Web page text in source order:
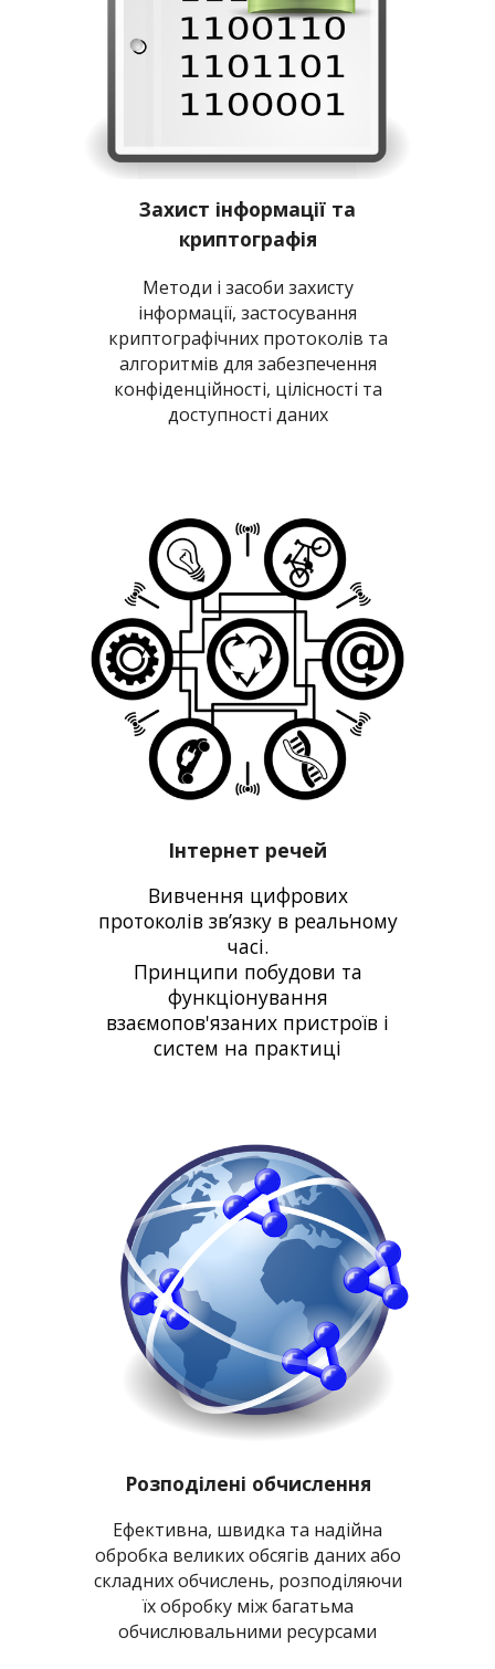
Захист інформації та
криптографія
Методи і засоби захисту
інформації, застосування
криптографічних протоколів та
алгоритмів для забезпечення
конфіденційності, цілісності та
доступності даних
Інтернет речей
Вивчення цифрових
протоколів зв’язку в реальному
часі.
Принципи побудови та
функціонування
взаємопов'язаних пристроїв і
систем на практиці
Розподілені обчислення
Ефективна, швидка та надійна
обробка великих обсягів даних або
складних обчислень, розподіляючи
їх обробку між багатьма
обчислювальними ресурсами